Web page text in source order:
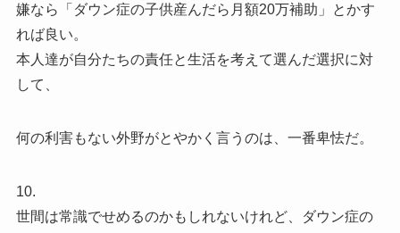
嫌なら「ダウン症の子供産んだら月額20万補助」とかす
れば良い。
本人達が自分たちの責任と生活を考えて選んだ選択に対
して、
何の利害もない外野がとやかく言うのは、一番卑怯だ。
10.
世間は常識でせめるのかもしれないけれど、ダウン症の